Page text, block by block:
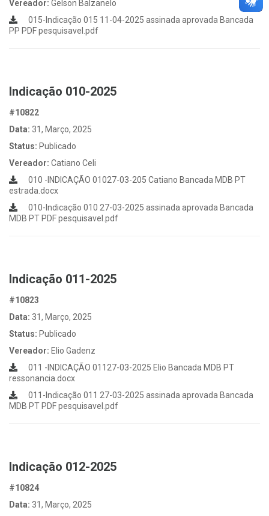
Vereador: Gelson Balzanelo
015-Indicação 015 11-04-2025 assinada aprovada Bancada
PP PDF pesquisavel.pdf
Indicação 010-2025
#10822
Data: 31, Março, 2025
Status: Publicado
Vereador: Catiano Celi
010 -INDICAÇÃO 01027-03-205 Catiano Bancada MDB PT
estrada.docx
010-Indicação 010 27-03-2025 assinada aprovada Bancada
MDB PT PDF pesquisavel.pdf
Indicação 011-2025
#10823
Data: 31, Março, 2025
Status: Publicado
Vereador: Elio Gadenz
011 -INDICAÇÃO 01127-03-2025 Elio Bancada MDB PT
ressonancia.docx
011-Indicação 011 27-03-2025 assinada aprovada Bancada
MDB PT PDF pesquisavel.pdf
Indicação 012-2025
#10824
Data: 31, Março, 2025